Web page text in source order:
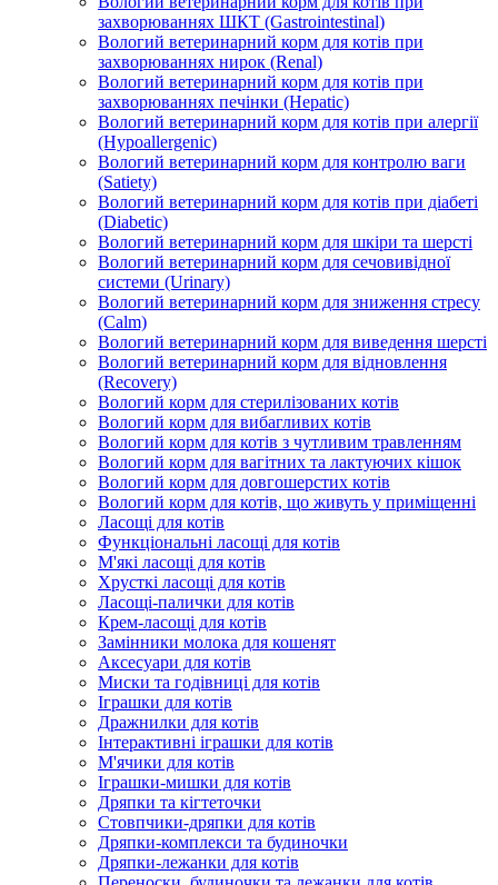
захворюваннях ШКТ (Gastrointestinal)
Вологий ветеринарний корм для котів при
захворюваннях нирок (Renal)
Вологий ветеринарний корм для котів при
захворюваннях печінки (Hepatic)
Вологий ветеринарний корм для котів при алергії
(Hypoallergenic)
Вологий ветеринарний корм для контролю ваги
(Satiety)
Вологий ветеринарний корм для котів при діабеті
(Diabetic)
Вологий ветеринарний корм для шкіри та шерсті
Вологий ветеринарний корм для сечовивідної
системи (Urinary)
Вологий ветеринарний корм для зниження стресу
(Calm)
Вологий ветеринарний корм для виведення шерсті
Вологий ветеринарний корм для відновлення
(Recovery)
Вологий корм для стерилізованих котів
Вологий корм для вибагливих котів
Вологий корм для котів з чутливим травленням
Вологий корм для вагітних та лактуючих кішок
Вологий корм для довгошерстих котів
Вологий корм для котів, що живуть у приміщенні
Ласощі для котів
Функціональні ласощі для котів
М'які ласощі для котів
Хрусткі ласощі для котів
Ласощі-палички для котів
Крем-ласощі для котів
Замінники молока для кошенят
Аксесуари для котів
Миски та годівниці для котів
Іграшки для котів
Дражнилки для котів
Інтерактивні іграшки для котів
М'ячики для котів
Іграшки-мишки для котів
Дряпки та кігтеточки
Стовпчики-дряпки для котів
Дряпки-комплекси та будиночки
Дряпки-лежанки для котів